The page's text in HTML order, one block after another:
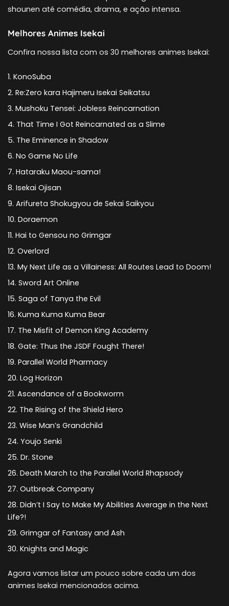
shounen até comédia, drama, e ação intensa.
Melhores Animes Isekai
Confira nossa lista com os 30 melhores animes Isekai:
KonoSuba
Re:Zero kara Hajimeru Isekai Seikatsu
Mushoku Tensei: Jobless Reincarnation
That Time I Got Reincarnated as a Slime
The Eminence in Shadow
No Game No Life
Hataraku Maou-sama!
Isekai Ojisan
Arifureta Shokugyou de Sekai Saikyou
Doraemon
Hai to Gensou no Grimgar
Overlord
My Next Life as a Villainess: All Routes Lead to Doom!
Sword Art Online
Saga of Tanya the Evil
Kuma Kuma Kuma Bear
The Misfit of Demon King Academy
Gate: Thus the JSDF Fought There!
Parallel World Pharmacy
Log Horizon
Ascendance of a Bookworm
The Rising of the Shield Hero
Wise Man’s Grandchild
Youjo Senki
Dr. Stone
Death March to the Parallel World Rhapsody
Outbreak Company
Didn’t I Say to Make My Abilities Average in the Next
Life?!
Grimgar of Fantasy and Ash
Knights and Magic
Agora vamos listar um pouco sobre cada um dos
animes Isekai mencionados acima.